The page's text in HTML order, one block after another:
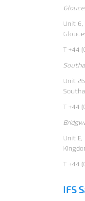
Unit 6,
T +44
Unit
T +44
Unit E,
T +44
IFS